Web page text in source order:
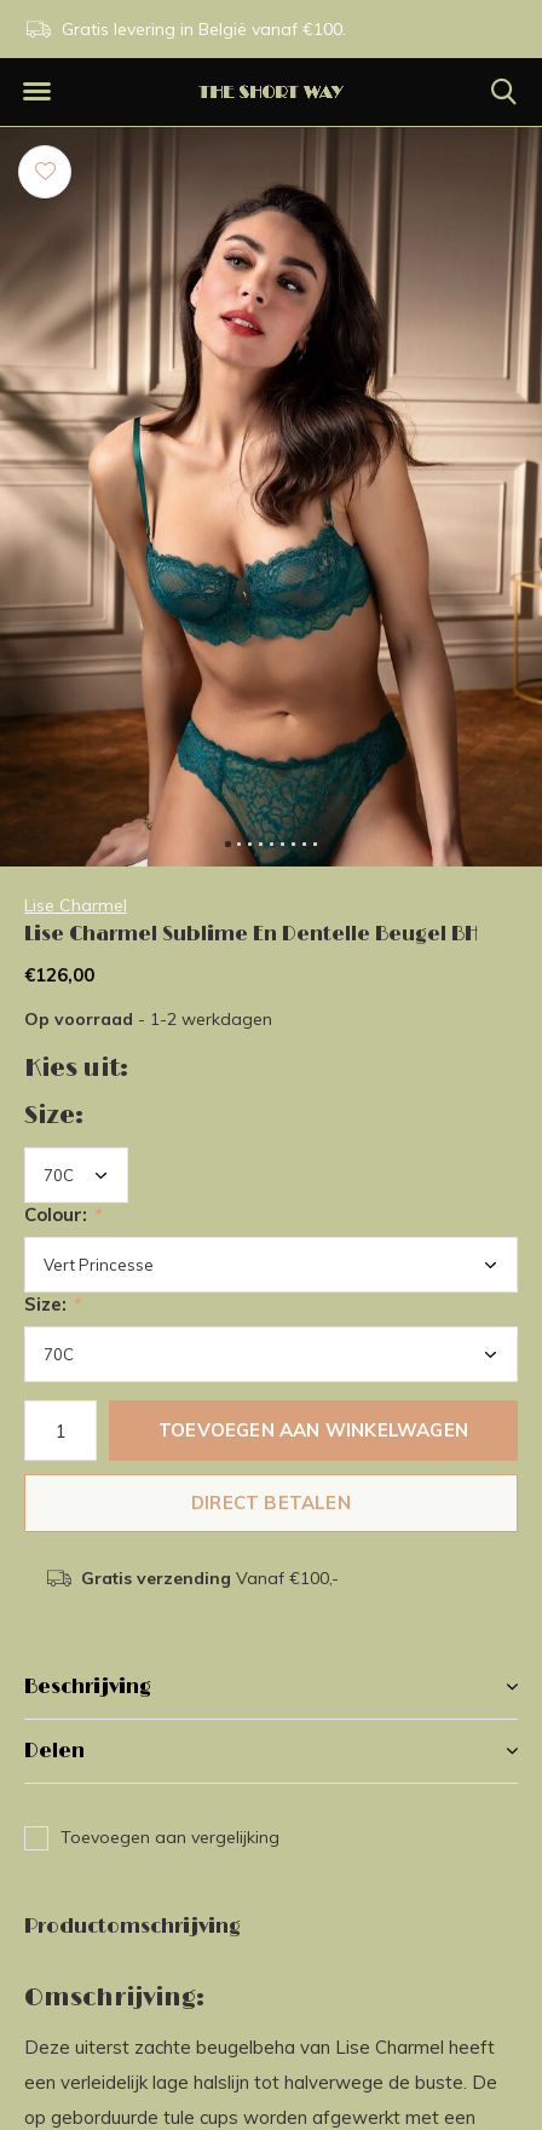
Gratis levering in België vanaf €100.
Lise Charmel
Lise Charmel Sublime En Dentelle Beugel BH
€126,00
Op voorraad - 1-2 werkdagen
Kies uit:
Size:
Colour: *
Size: *
TOEVOEGEN AAN WINKELWAGEN
DIRECT BETALEN
Gratis verzending Vanaf €100,-
Beschrijving
Delen
Toevoegen aan vergelijking
Productomschrijving
Omschrijving:
Deze uiterst zachte beugelbeha van Lise Charmel heeft
een verleidelijk lage halslijn tot halverwege de buste. De
op geborduurde tule cups worden afgewerkt met een